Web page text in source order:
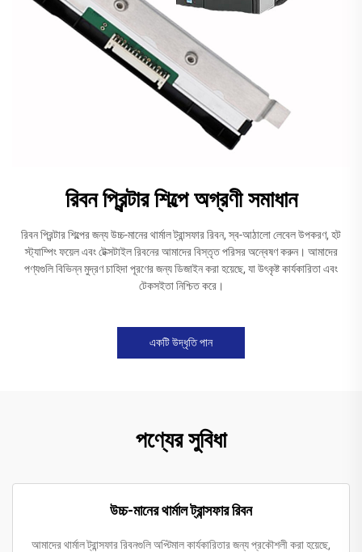
রিবন প্রিন্টার শিল্পে অগ্রণী সমাধান
রিবন প্রিন্টার শিল্পের জন্য উচ্চ-মানের থার্মাল ট্রান্সফার রিবন, স্ব-আঠালো লেবেল উপকরণ, হট
স্ট্যাম্পিং ফয়েল এবং টেক্সটাইল রিবনের আমাদের বিস্তৃত পরিসর অন্বেষণ করুন। আমাদের
পণ্যগুলি বিভিন্ন মুদ্রণ চাহিদা পূরণের জন্য ডিজাইন করা হয়েছে, যা উৎকৃষ্ট কার্যকারিতা এবং
টেকসইতা নিশ্চিত করে।
একটি উদ্ধৃতি পান
পণ্যের সুবিধা
উচ্চ-মানের থার্মাল ট্রান্সফার রিবন
আমাদের থার্মাল ট্রান্সফার রিবনগুলি অপ্টিমাল কার্যকারিতার জন্য প্রকৌশলী করা হয়েছে,